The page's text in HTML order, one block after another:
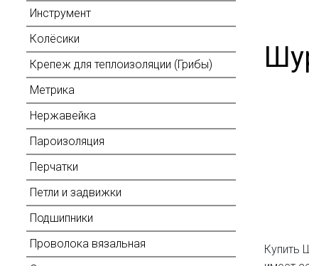
Инструмент
Колёсики
Крепеж для теплоизоляции (Грибы)
Метрика
Нержавейка
Пароизоляция
Перчатки
Петли и задвижки
Подшипники
Проволока вязальная
Купить